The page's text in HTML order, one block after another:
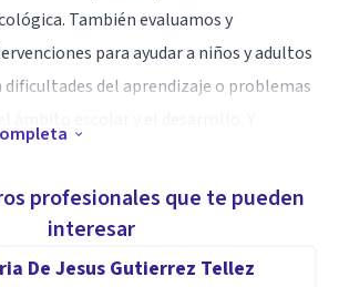
También evaluamos y
para ayudar a niños y adultos
del aprendizaje o problemas
con necesidades especiales o
En MAP Institute
integral a la persona en las
profesionales que te pueden
interesar
De Jesus Gutierrez Tellez